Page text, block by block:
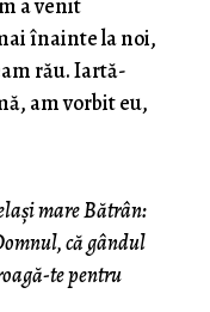
a venit
înainte la noi,
rău. Iartă-
am vorbit eu,
mare Bătrân:
că gândul
te pentru